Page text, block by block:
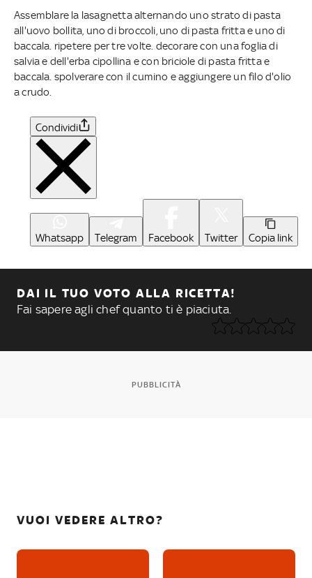
Assemblare la lasagnetta alternando uno strato di pasta
all'uovo bollita, uno di broccoli, uno di pasta fritta e uno di
baccala. ripetere per tre volte. decorare con una foglia di
salvia e dell'erba cipollina e con briciole di pasta fritta e
baccala. spolverare con il cumino e aggiungere un filo d'olio
a crudo.
Condividi
Whatsapp Telegram Facebook Twitter Copia link
DAI IL TUO VOTO ALLA RICETTA!
Fai sapere agli chef quanto ti è piaciuta.
PUBBLICITÀ
VUOI VEDERE ALTRO?